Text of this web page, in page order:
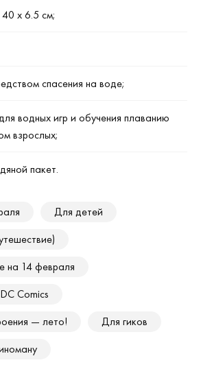
х 6.5 см;
спасения на воде;
водных игр и обучения плаванию
взрослых;
пакет.
Для детей
на 14 февраля
Comics
— лето!
Для гиков